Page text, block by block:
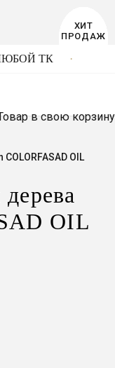
ТК
в свою
OIL
OIL
ХИТ
ПРОДАЖ
BEST
SELLER
ХИТ
ПРОДАЖ
ХИТ
ПРОДАЖ
ХИТ
ПРОДАЖ
ХИТ
ПРОДАЖ
ХИТ
ПРОДАЖ
ХИТ
ПРОДАЖ